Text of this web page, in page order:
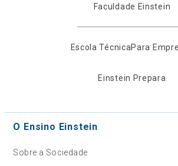
Faculdade Einstein
Escola TécnicaPara
Einstein Prepara
O Ensino Einstein
Sobre a Sociedade